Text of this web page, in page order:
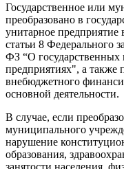
Государственное или
преобразовано в
унитарное предприятие
статьи 8 Федерального
ФЗ “О
предприятиях", а
внебюджетного
основной деятельности.
В случае, если
муниципального
нарушение
образования,
занятости населения,